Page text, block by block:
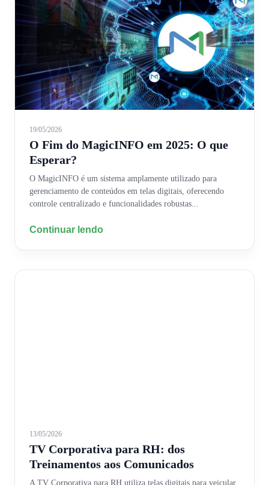
19/05/2026
O Fim do MagicINFO em 2025: O que
Esperar?
O MagicINFO é um sistema amplamente utilizado para
gerenciamento de conteúdos em telas digitais, oferecendo
controle centralizado e funcionalidades robustas...
Continuar lendo
13/05/2026
TV Corporativa para RH: dos
Treinamentos aos Comunicados
A TV Corporativa para RH utiliza telas digitais para veicular